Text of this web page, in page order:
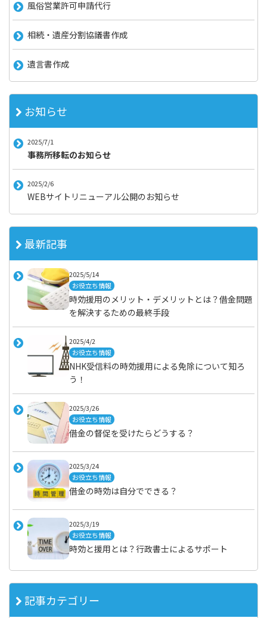
風俗営業許可申請代行
相続・遺産分割協議書作成
遺言書作成
お知らせ
2025/7/1
事務所移転のお知らせ
2025/2/6
WEBサイトリニューアル公開のお知らせ
最新記事
2025/5/14
お役立ち情報
時効援用のメリット・デメリットとは？借金問題
を解決するための最終手段
2025/4/2
お役立ち情報
NHK受信料の時効援用による免除について知ろ
う！
2025/3/26
お役立ち情報
借金の督促を受けたらどうする？
2025/3/24
お役立ち情報
借金の時効は自分でできる？
2025/3/19
お役立ち情報
時効と援用とは？行政書士によるサポート
記事カテゴリー